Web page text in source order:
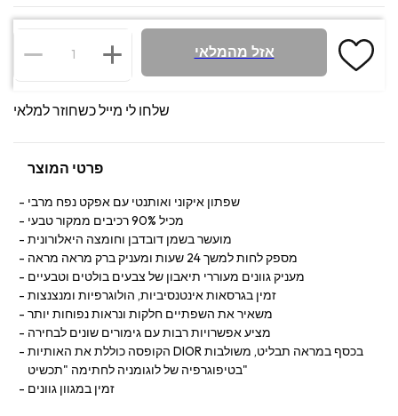
אזל מהמלאי
שלחו לי מייל כשחוזר למלאי
פרטי המוצר
שפתון איקוני ואותנטי עם אפקט נפח מרבי
מכיל 90% רכיבים ממקור טבעי
מועשר בשמן דובדבן וחומצה היאלורונית
מספק לחות למשך 24 שעות ומעניק ברק מראה מראה
מעניק גוונים מעוררי תיאבון של צבעים בולטים וטבעיים
זמין בגרסאות אינטנסיביות, הולוגרפיות ומנצנצות
משאיר את השפתיים חלקות ונראות נפוחות יותר
מציע אפשרויות רבות עם גימורים שונים לבחירה
הקופסה כוללת את האותיות DIOR בכסף במראה תבליט, משולבות
בטיפוגרפיה של לוגומניה לחתימה "תכשיט"
זמין במגוון גוונים